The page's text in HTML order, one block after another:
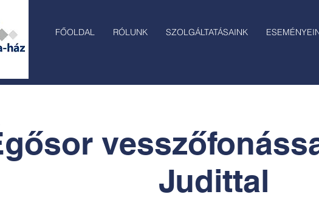
FŐOLDAL RÓLUNK SZOLGÁLTATÁSAINK
Judittal